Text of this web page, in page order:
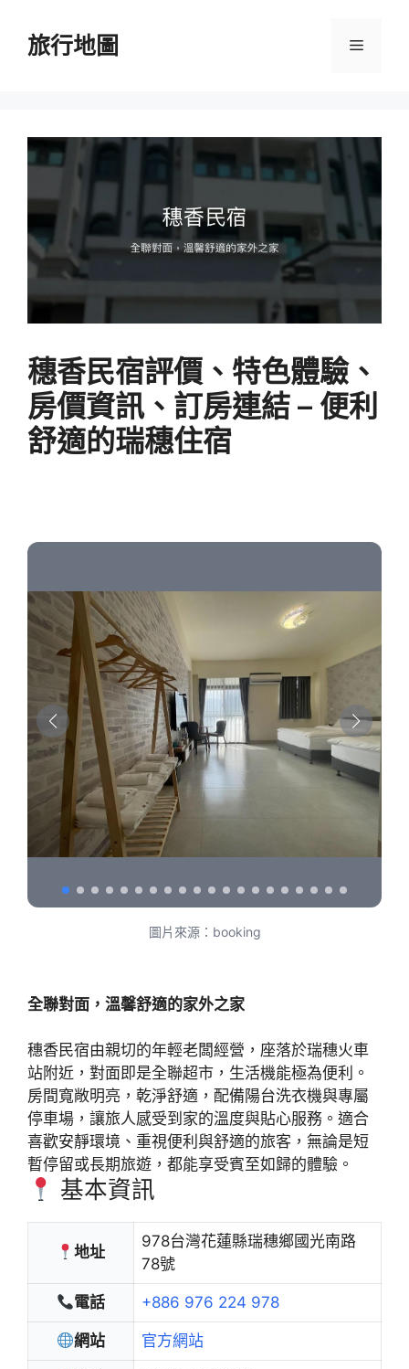
旅行地圖 選
穗香民宿評價、特色體驗、
房價資訊、訂房連結 – 便利
舒適的瑞穗住宿
圖片來源：booking
全聯對面，溫馨舒適的家外之家
穗香民宿由親切的年輕老闆經營，座落於瑞穗火車
站附近，對面即是全聯超市，生活機能極為便利。
房間寬敞明亮，乾淨舒適，配備陽台洗衣機與專屬
停車場，讓旅人感受到家的溫度與貼心服務。適合
喜歡安靜環境、重視便利與舒適的旅客，無論是短
暫停留或長期旅遊，都能享受賓至如歸的體驗。
基本資訊
地址
978台灣花蓮縣瑞穗鄉國光南路
78號
電話 +886 976 224 978
網站 官方網站